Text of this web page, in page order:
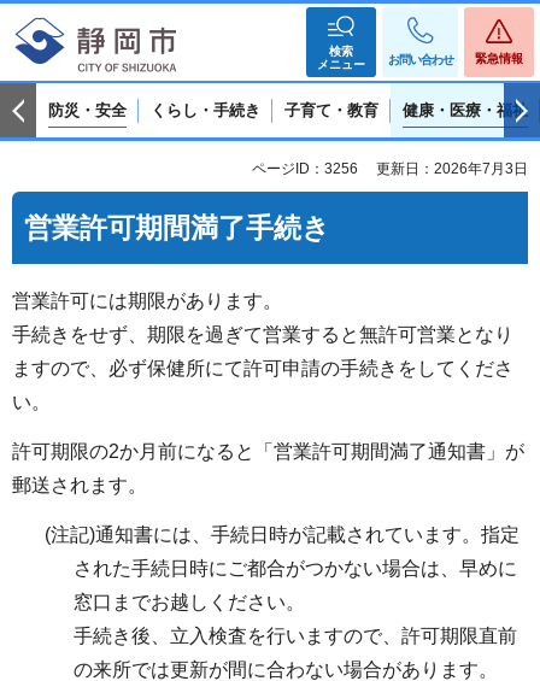
検索
メニュー
お問い合わせ 緊急情報
防災・安全 くらし・手続き 子育て・教育 健康・医療・福祉
ページID：3256 更新日：2026年7月3日
営業許可期間満了手続き
営業許可には期限があります。
手続きをせず、期限を過ぎて営業すると無許可営業となり
ますので、必ず保健所にて許可申請の手続きをしてくださ
い。
許可期限の2か月前になると「営業許可期間満了通知書」が
郵送されます。
(注記)通知書には、手続日時が記載されています。指定
された手続日時にご都合がつかない場合は、早めに
窓口までお越しください。
手続き後、立入検査を行いますので、許可期限直前
の来所では更新が間に合わない場合があります。